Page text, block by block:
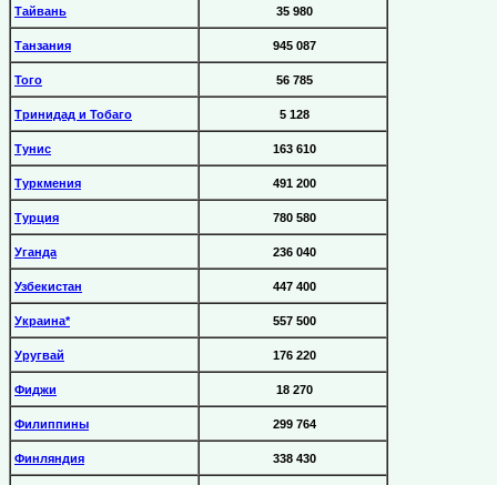
Тайвань 35 980
Танзания 945 087
Того 56 785
Тринидад и Тобаго 5 128
Тунис 163 610
Туркмения 491 200
Турция 780 580
Уганда 236 040
Узбекистан 447 400
Украина* 557 500
Уругвай 176 220
Фиджи 18 270
Филиппины 299 764
Финляндия 338 430